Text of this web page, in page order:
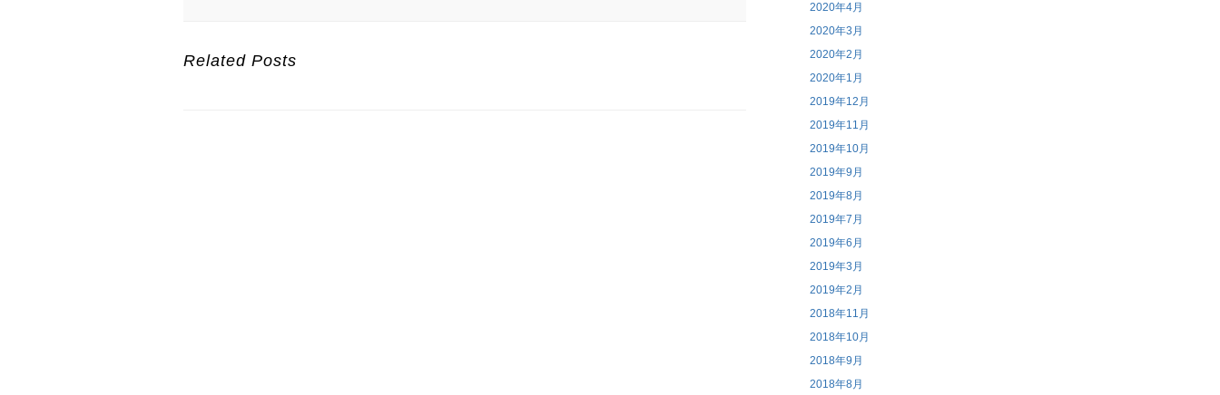
Related Posts
2020年4月
2020年3月
2020年2月
2020年1月
2019年12月
2019年11月
2019年10月
2019年9月
2019年8月
2019年7月
2019年6月
2019年3月
2019年2月
2018年11月
2018年10月
2018年9月
2018年8月